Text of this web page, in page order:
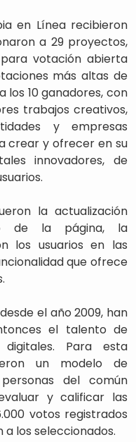
en Línea recibieron
a 29 proyectos,
votación abierta
más altas de
10 ganadores, con
trabajos creativos,
y empresas
crear y ofrecer en su
innovadores, de
la actualización
de la página, la
los usuarios en las
que ofrece
el año 2009, han
el talento de
digitales. Para esta
un modelo de
del común
y calificar las
votos registrados
los seleccionados.